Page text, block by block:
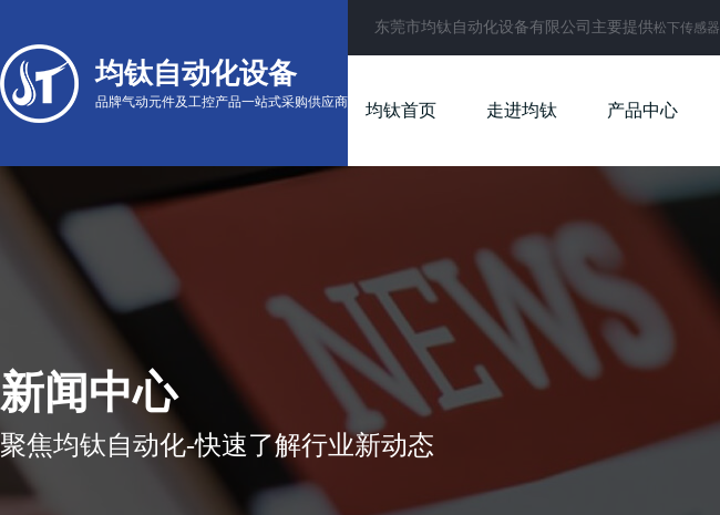
均钛自动化设备
品牌气动元件及工控产品一站式采购供应商
东莞市均钛自动化设备有限公司主要提供松下传感器
均钛首页 走进均钛 产品中心
新闻中心
聚焦均钛自动化-快速了解行业新动态